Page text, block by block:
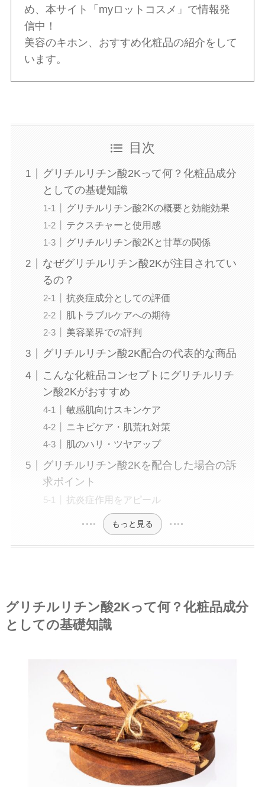
め、本サイト「myロットコスメ」で情報発
信中！
美容のキホン、おすすめ化粧品の紹介をして
います。
目次
グリチルリチン酸2Kって何？化粧品成分
としての基礎知識
グリチルリチン酸2Kの概要と効能効果
テクスチャーと使用感
グリチルリチン酸2Kと甘草の関係
なぜグリチルリチン酸2Kが注目されてい
るの？
抗炎症成分としての評価
肌トラブルケアへの期待
美容業界での評判
グリチルリチン酸2K配合の代表的な商品
こんな化粧品コンセプトにグリチルリチ
ン酸2Kがおすすめ
敏感肌向けスキンケア
ニキビケア・肌荒れ対策
肌のハリ・ツヤアップ
グリチルリチン酸2Kを配合した場合の訴
求ポイント
抗炎症作用をアピール
もっと見る
グリチルリチン酸2Kって何？化粧品成分
としての基礎知識